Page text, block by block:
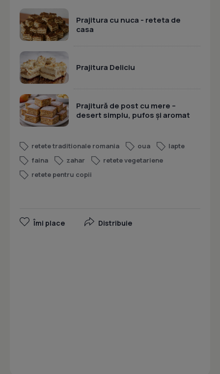
Prajitura cu nuca - reteta de
casa
Prajitura Deliciu
Prajitură de post cu mere –
desert simplu, pufos și aromat
retete traditionale romania oua
lapte
faina
zahar
retete vegetariene
retete pentru copii
Îmi place Distribuie